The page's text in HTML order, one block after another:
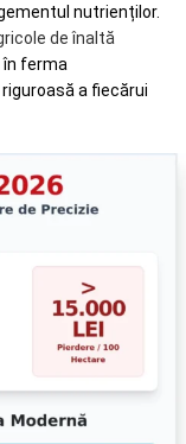
nutrienților.
de înaltă
în ferma
a fiecărui